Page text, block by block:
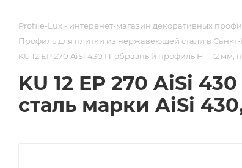
Profile-Lux - интеренет-магазин декоративных
Профиль для плитки из нержавеющей стали в
KU 12 EP 270 AiSi 430 П-образный профиль H = 12
KU 12 EP 270 AiSi
сталь марки AiSi